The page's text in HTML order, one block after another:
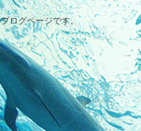
ログページです。